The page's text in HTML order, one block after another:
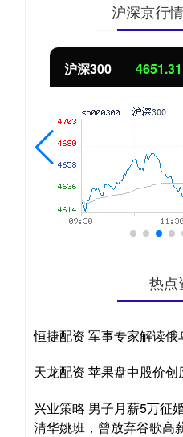
沪深京行
北证50 1122.88
热点
恒捷配资 军事专家解读
天龙配资 苹果盘中股价创
兴业策略 男子月薪5万征
清华姚班，曾放弃谷歌高